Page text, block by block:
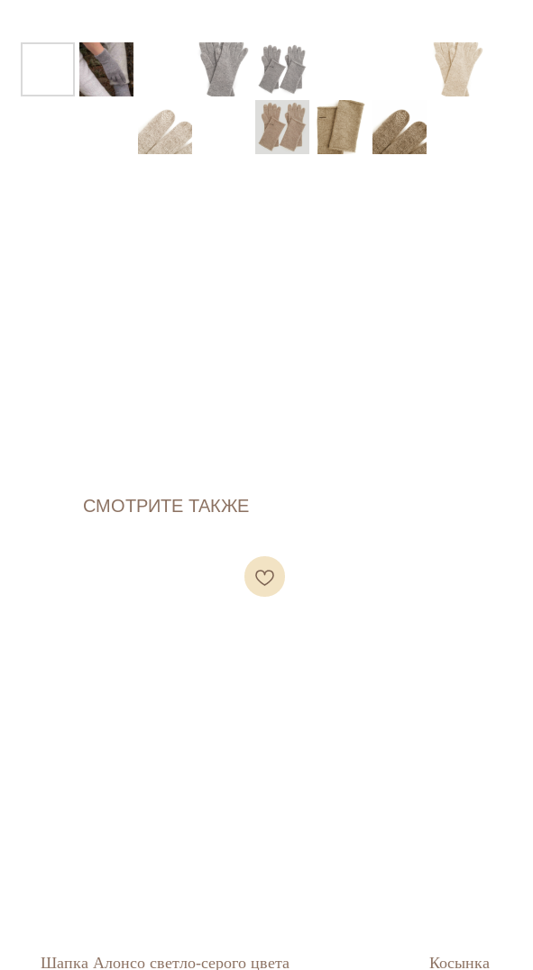
СМОТРИТЕ ТАКЖЕ
Шапка Алонсо светло-серого цвета Косынка